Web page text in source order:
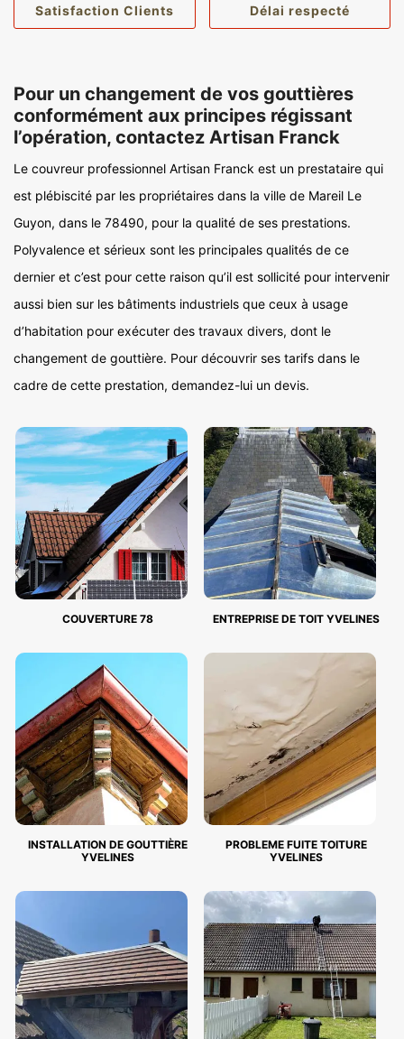
Satisfaction Clients Délai respecté
Pour un changement de vos gouttières
conformément aux principes régissant
l’opération, contactez Artisan Franck
Le couvreur professionnel Artisan Franck est un prestataire qui
est plébiscité par les propriétaires dans la ville de Mareil Le
Guyon, dans le 78490, pour la qualité de ses prestations.
Polyvalence et sérieux sont les principales qualités de ce
dernier et c’est pour cette raison qu’il est sollicité pour intervenir
aussi bien sur les bâtiments industriels que ceux à usage
d’habitation pour exécuter des travaux divers, dont le
changement de gouttière. Pour découvrir ses tarifs dans le
cadre de cette prestation, demandez-lui un devis.
COUVERTURE 78 ENTREPRISE DE TOIT YVELINES
INSTALLATION DE GOUTTIÈRE
YVELINES
PROBLEME FUITE TOITURE
YVELINES